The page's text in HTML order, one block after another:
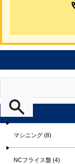
マシニング (8)
NCフライス盤 (4)